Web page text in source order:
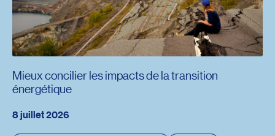
8 juillet 2026
Mieux concilier les impacts de la transition
énergétique